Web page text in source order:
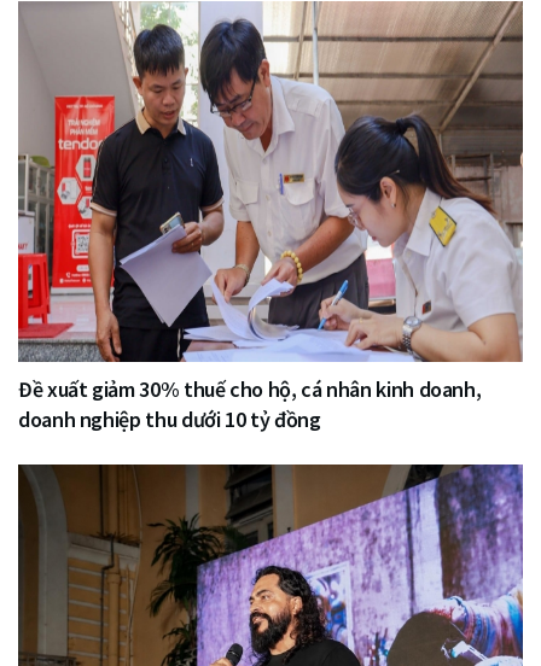
Đề xuất giảm 30% thuế cho hộ, cá nhân kinh doanh,
doanh nghiệp thu dưới 10 tỷ đồng